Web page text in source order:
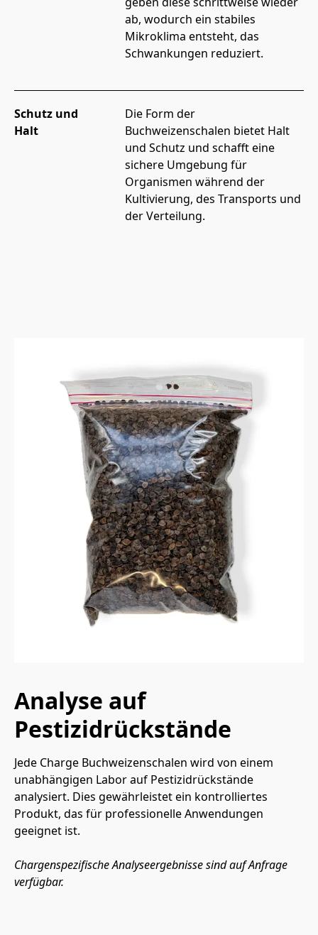
ab, wodurch ein stabiles
Mikroklima entsteht, das
Schwankungen reduziert.
Schutz und
Halt
Die Form der
Buchweizenschalen bietet Halt
und Schutz und schafft eine
sichere Umgebung für
Organismen während der
Kultivierung, des Transports und
der Verteilung.
Analyse auf
Pestizidrückstände
Jede Charge Buchweizenschalen wird von einem
unabhängigen Labor auf Pestizidrückstände
analysiert. Dies gewährleistet ein kontrolliertes
Produkt, das für professionelle Anwendungen
geeignet ist.
Chargenspezifische Analyseergebnisse sind auf Anfrage
verfügbar.